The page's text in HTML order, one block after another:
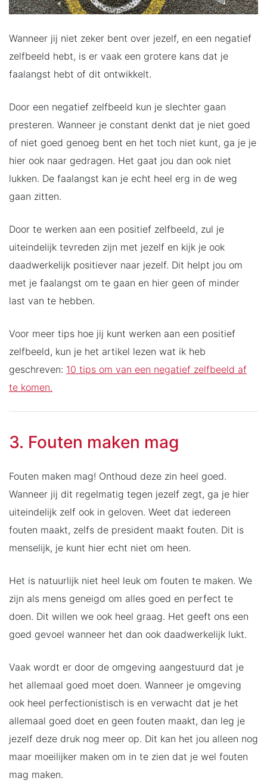
Wanneer jij niet zeker bent over jezelf, en een negatief
zelfbeeld hebt, is er vaak een grotere kans dat je
faalangst hebt of dit ontwikkelt.
Door een negatief zelfbeeld kun je slechter gaan
presteren. Wanneer je constant denkt dat je niet goed
of niet goed genoeg bent en het toch niet kunt, ga je je
hier ook naar gedragen. Het gaat jou dan ook niet
lukken. De faalangst kan je echt heel erg in de weg
gaan zitten.
Door te werken aan een positief zelfbeeld, zul je
uiteindelijk tevreden zijn met jezelf en kijk je ook
daadwerkelijk positiever naar jezelf. Dit helpt jou om
met je faalangst om te gaan en hier geen of minder
last van te hebben.
Voor meer tips hoe jij kunt werken aan een positief
zelfbeeld, kun je het artikel lezen wat ik heb
geschreven: 10 tips om van een negatief zelfbeeld af
te komen.
3. Fouten maken mag
Fouten maken mag! Onthoud deze zin heel goed.
Wanneer jij dit regelmatig tegen jezelf zegt, ga je hier
uiteindelijk zelf ook in geloven. Weet dat iedereen
fouten maakt, zelfs de president maakt fouten. Dit is
menselijk, je kunt hier echt niet om heen.
Het is natuurlijk niet heel leuk om fouten te maken. We
zijn als mens geneigd om alles goed en perfect te
doen. Dit willen we ook heel graag. Het geeft ons een
goed gevoel wanneer het dan ook daadwerkelijk lukt.
Vaak wordt er door de omgeving aangestuurd dat je
het allemaal goed moet doen. Wanneer je omgeving
ook heel perfectionistisch is en verwacht dat je het
allemaal goed doet en geen fouten maakt, dan leg je
jezelf deze druk nog meer op. Dit kan het jou alleen nog
maar moeilijker maken om in te zien dat je wel fouten
mag maken.